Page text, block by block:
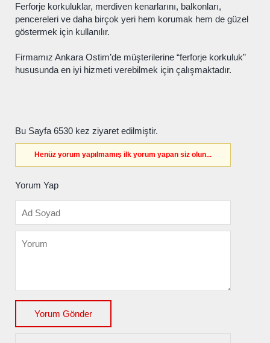
Ferforje korkuluklar, merdiven kenarlarını, balkonları,
pencereleri ve daha birçok yeri hem korumak hem de güzel
göstermek için kullanılır.
Firmamız Ankara Ostim’de müşterilerine “ferforje korkuluk”
hususunda en iyi hizmeti verebilmek için çalışmaktadır.
Bu Sayfa 6530 kez ziyaret edilmiştir.
Henüz yorum yapılmamış ilk yorum yapan siz olun...
Yorum Yap